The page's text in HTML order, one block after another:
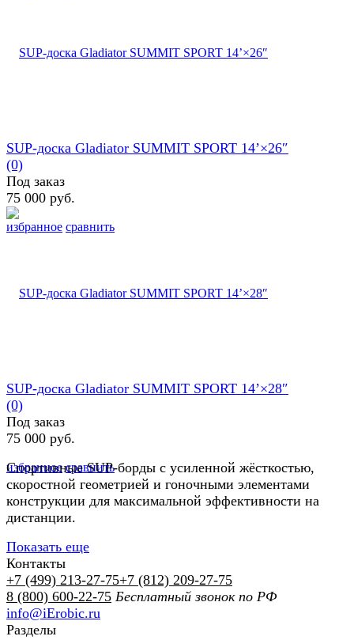
избранное сравнить
SUP-доска Gladiator SUMMIT SPORT 14’×26″
(0)
Под заказ
75 000 руб.
избранное сравнить
SUP-доска Gladiator SUMMIT SPORT 14’×28″
(0)
Под заказ
75 000 руб.
Спортивные SUP-борды с усиленной жёсткостью,
скоростной геометрией и гоночными элементами
конструкции для максимальной эффективности на
дистанции.
Показать еще
Контакты
+7 (499) 213-27-75+7 (812) 209-27-75
8 (800) 600-22-75 Бесплатный звонок по РФ
info@iErobic.ru
Разделы